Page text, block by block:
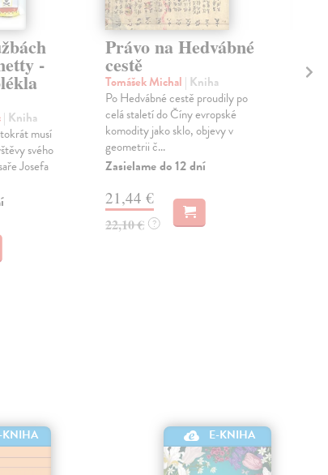
-
| Kniha
musí
svého
Josefa
Právo na Hedvábné
cestě
Tomášek Michal | Kniha
Po Hedvábné cestě proudily po
celá staletí do Číny evropské
komodity jako sklo, objevy v
geometrii č...
Zasielame do 12 dní
21,44 €
22,10 € ?
KNIHA E-KNIHA